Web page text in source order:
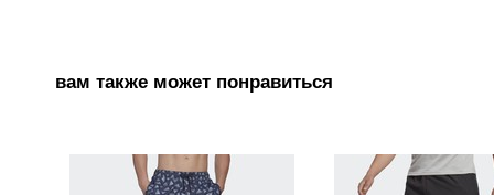
вам также может понравиться